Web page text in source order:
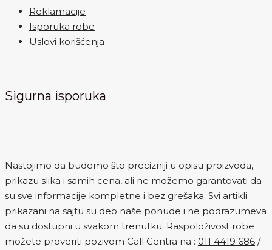
Reklamacije
Isporuka robe
Uslovi korišćenja
Sigurna isporuka
Nastojimo da budemo što precizniji u opisu proizvoda,
prikazu slika i samih cena, ali ne možemo garantovati da
su sve informacije kompletne i bez grešaka. Svi artikli
prikazani na sajtu su deo naše ponude i ne podrazumeva
da su dostupni u svakom trenutku. Raspoloživost robe
možete proveriti pozivom Call Centra na : 011 4419 686 /